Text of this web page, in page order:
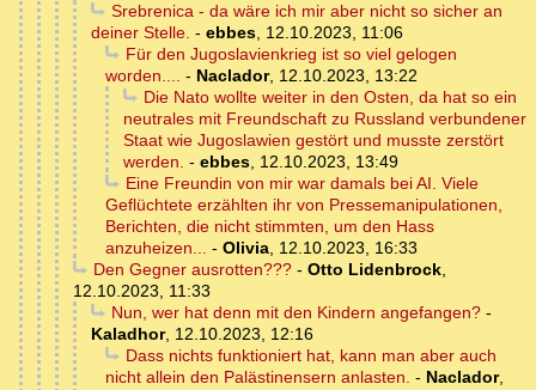
Srebrenica - da wäre ich mir aber nicht so sicher an
deiner Stelle. - ebbes, 12.10.2023, 11:06
Für den Jugoslavienkrieg ist so viel gelogen
worden.... - Naclador, 12.10.2023, 13:22
Die Nato wollte weiter in den Osten, da hat so ein
neutrales mit Freundschaft zu Russland verbundener
Staat wie Jugoslawien gestört und musste zerstört
werden. - ebbes, 12.10.2023, 13:49
Eine Freundin von mir war damals bei AI. Viele
Geflüchtete erzählten ihr von Pressemanipulationen,
Berichten, die nicht stimmten, um den Hass
anzuheizen... - Olivia, 12.10.2023, 16:33
Den Gegner ausrotten???- Otto Lidenbrock,
12.10.2023, 11:33
Nun, wer hat denn mit den Kindern angefangen?-
Kaladhor, 12.10.2023, 12:16
Dass nichts funktioniert hat, kann man aber auch
nicht allein den Palästinensern anlasten. - Naclador,